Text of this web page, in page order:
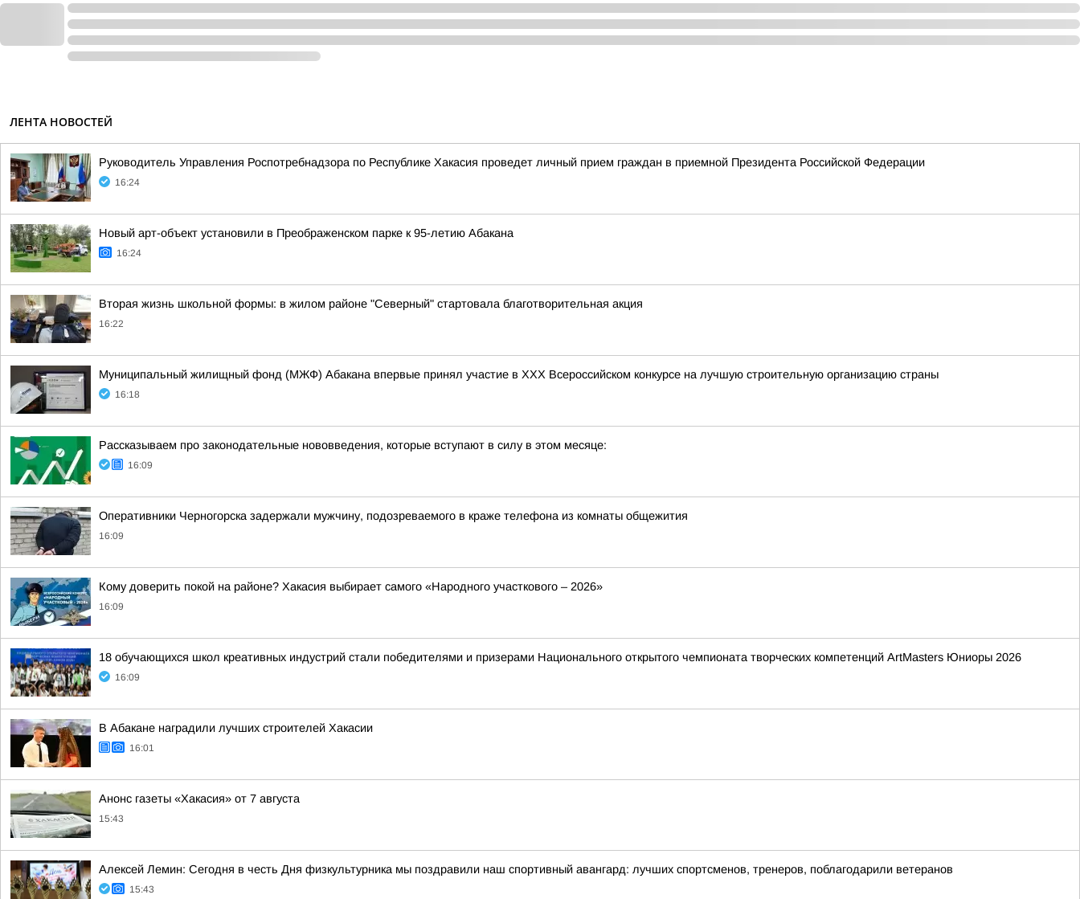
ЛЕНТА НОВОСТЕЙ
Руководитель Управления Роспотребнадзора по Республике Хакасия проведет личный прием граждан в приемной Президента Российской Федерации
16:24
Новый арт-объект установили в Преображенском парке к 95-летию Абакана
16:24
Вторая жизнь школьной формы: в жилом районе "Северный" стартовала благотворительная акция
16:22
Муниципальный жилищный фонд (МЖФ) Абакана впервые принял участие в ХХХ Всероссийском конкурсе на лучшую строительную организацию страны
16:18
Рассказываем про законодательные нововведения, которые вступают в силу в этом месяце:
16:09
Оперативники Черногорска задержали мужчину, подозреваемого в краже телефона из комнаты общежития
16:09
Кому доверить покой на районе? Хакасия выбирает самого «Народного участкового – 2026»
16:09
18 обучающихся школ креативных индустрий стали победителями и призерами Национального открытого чемпионата творческих компетенций ArtMasters Юниоры 2026
16:09
В Абакане наградили лучших строителей Хакасии
16:01
Анонс газеты «Хакасия» от 7 августа
15:43
Алексей Лемин: Сегодня в честь Дня физкультурника мы поздравили наш спортивный авангард: лучших спортсменов, тренеров, поблагодарили ветеранов
15:43